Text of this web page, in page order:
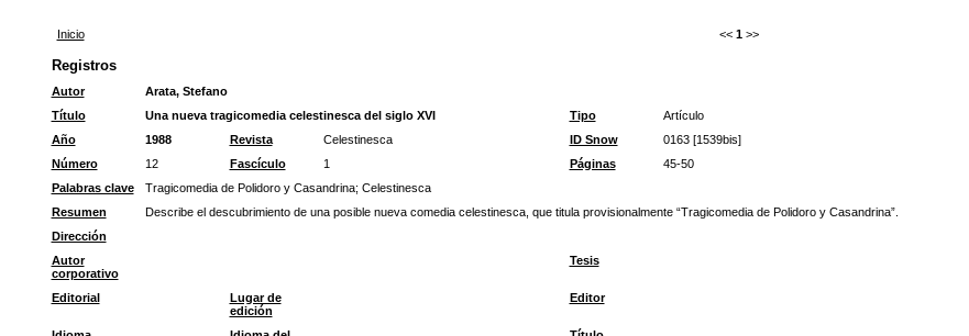
Inicio << 1 >>
Registros
Autor
Arata, Stefano
Título
Una nueva tragicomedia celestinesca del siglo XVI Tipo
Artículo
Año
1988 Revista Celestinesca ID Snow
0163 [1539bis]
Número
12 Fascículo 1 Páginas
45-50
Palabras clave
Tragicomedia de Polidoro y Casandrina; Celestinesca
Resumen
Describe el descubrimiento de una posible nueva comedia celestinesca, que titula provisionalmente “Tragicomedia de Polidoro y Casandrina”.
Dirección
Autor
corporativo
Tesis
Editorial
Lugar de
edición
Editor